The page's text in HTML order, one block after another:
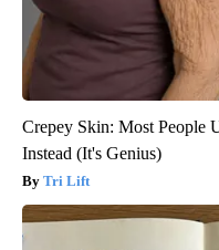
Crepey Skin: Most People
Instead (It's Genius)
Tri Lift